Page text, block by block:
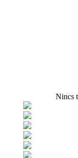
Nincs